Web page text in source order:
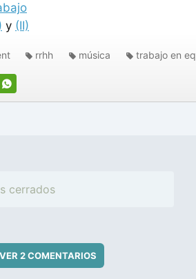
y (II)
rrhh música trabajo en
cerrados
VER2 COMENTARIOS